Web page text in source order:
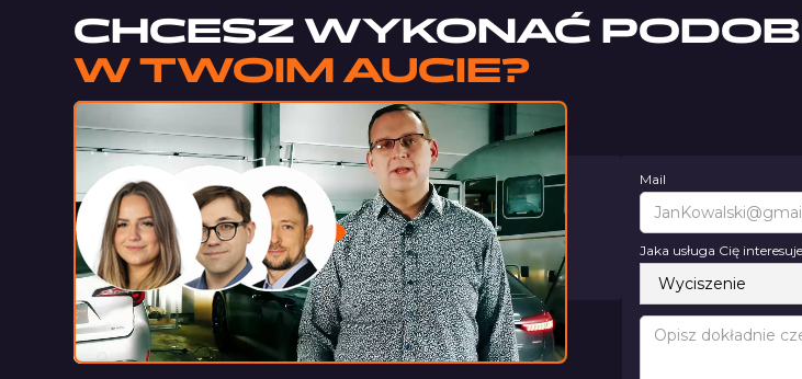
CHCESZ WYKONAĆ
W TWOIM AUCIE?
Oddzwonimy
w 5 minut
+48 510 055 981
Mail
Jaka usługa Cię